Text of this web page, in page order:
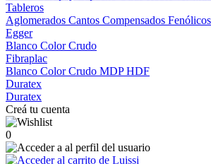
Tableros
Aglomerados Cantos Compensados Fenólicos
Egger
Blanco ColorCrudo
Fibraplac
Blanco ColorCrudo MDPHDF
Duratex
Duratex
Creá tu cuenta
0